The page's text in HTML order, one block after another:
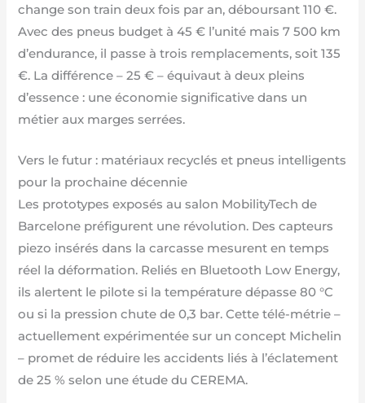
change son train deux fois par an, déboursant 110 €.
Avec des pneus budget à 45 € l’unité mais 7 500 km
d’endurance, il passe à trois remplacements, soit 135
€. La différence – 25 € – équivaut à deux pleins
d’essence : une économie significative dans un
métier aux marges serrées.
Vers le futur : matériaux recyclés et pneus intelligents
pour la prochaine décennie
Les prototypes exposés au salon MobilityTech de
Barcelone préfigurent une révolution. Des capteurs
piezo insérés dans la carcasse mesurent en temps
réel la déformation. Reliés en Bluetooth Low Energy,
ils alertent le pilote si la température dépasse 80 °C
ou si la pression chute de 0,3 bar. Cette télé-métrie –
actuellement expérimentée sur un concept Michelin
– promet de réduire les accidents liés à l’éclatement
de 25 % selon une étude du CEREMA.